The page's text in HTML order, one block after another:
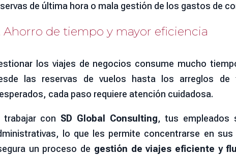
de última hora o mala gestión de los gastos de
Ahorro de tiempo y mayor eficiencia
los viajes de negocios consume mucho
las reservas de vuelos hasta los arreglos
cada paso requiere atención cuidadosa.
trabajar con SD Global Consulting, tus empleados
lo que les permite concentrarse en
un proceso de gestión de viajes eficiente y